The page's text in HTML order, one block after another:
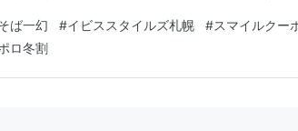
北海道へ旅した時は、到着した日は真っすぐ札幌
、帰りは早…
ば一幻 #イビススタイルズ札幌 #スマイルクー
ロ冬割